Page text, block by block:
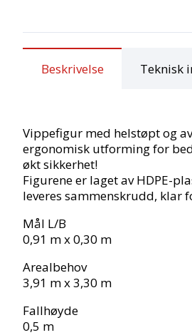
Beskrivelse Teknisk
Vippefigur med helstøpt og
ergonomisk utforming for
økt sikkerhet!
Figurene er laget av HDPE-
leveres sammenskrudd, klar
Mål L/B
0,91 m x 0,30 m
Arealbehov
3,91 m x 3,30 m
Fallhøyde
0,5 m